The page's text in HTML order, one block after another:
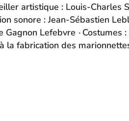
artistique : Louis-Charles
sonore : Jean-Sébastien
Gagnon Lefebvre · Costumes
la fabrication des